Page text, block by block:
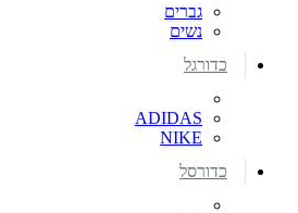
גברים
נשים
כדורגל
ADIDAS
NIKE
כדורסל